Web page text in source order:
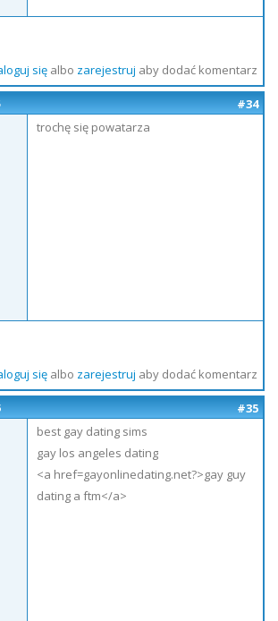
sięalbo zarejestruj aby dodać komentarz
#34
trochę się powatarza
sięalbo zarejestruj aby dodać komentarz
#35
best gay dating sims
gay los angeles dating
<a href=gayonlinedating.net?>gay guy
dating a ftm</a>